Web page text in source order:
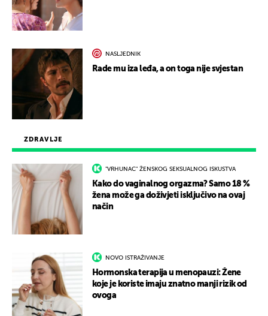
ZDRAVLJE
"VRHUNAC" ŽENSKOG SEKSUALNOG ISKUSTVA
Kako do vaginalnog orgazma? Samo 18 %
žena može ga doživjeti isključivo na ovaj
način
NOVO ISTRAŽIVANJE
Hormonska terapija u menopauzi: Žene
koje je koriste imaju znatno manji rizik od
ovoga
NASLJEDNIK
Rade mu iza leđa, a on toga nije svjestan